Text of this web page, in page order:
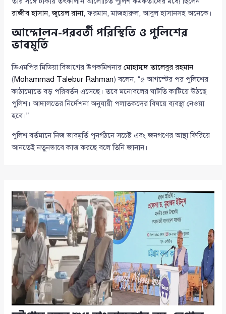
রাজীব হাসান,জুয়েল রানা, ফরমান, মাজহারুল, আবুল হাসানসহ অনেকে।
আন্দোলন-পরবর্তী পরিস্থিতি ও পুলিশের
ভাবমূর্তি
ডিএমপির মিডিয়া বিভাগের উপকমিশনারমোহাম্মদ তালেবুর রহমান
(Mohammad Talebur Rahman) বলেন, “৫ আগস্টের পর পুলিশের
কাঠামোতে বড় পরিবর্তন এসেছে। তবে মনোবলের ঘাটতি কাটিয়ে উঠছে
পুলিশ। আদালতের নির্দেশনা অনুযায়ী পলাতকদের বিষয়ে ব্যবস্থা নেওয়া
হবে।”
পুলিশ বর্তমানে নিজ ভাবমূর্তি পুনর্গঠনে সচেষ্ট এবং জনগণের আস্থা ফিরিয়ে
আনতেই নতুনভাবে কাজ করছে বলে তিনি জানান।